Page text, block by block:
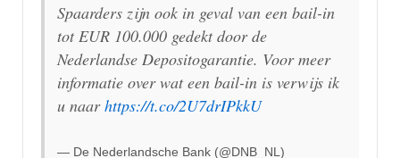
Spaarders zijn ook in geval van een bail-in
tot EUR 100.000 gedekt door de
Nederlandse Depositogarantie. Voor meer
informatie over wat een bail-in is verwijs ik
u naarhttps://t.co/2U7drIPkkU
— De Nederlandsche Bank (@DNB_NL)